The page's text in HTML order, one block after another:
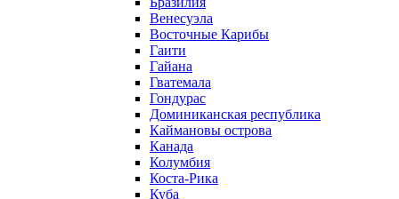
Венесуэла
Восточные Карибы
Гаити
Гайана
Гватемала
Гондурас
Доминиканская республика
Каймановы острова
Канада
Колумбия
Коста-Рика
Куба